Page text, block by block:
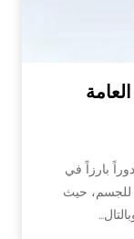
بارزاً في
للجسم، حيث